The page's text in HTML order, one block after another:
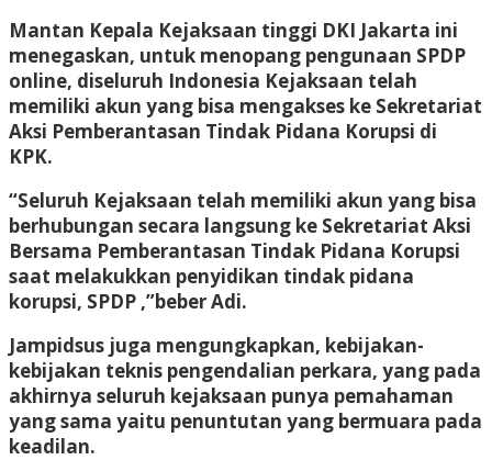
Mantan Kepala Kejaksaan tinggi DKI Jakarta ini
menegaskan, untuk menopang pengunaan SPDP
online, diseluruh Indonesia Kejaksaan telah
memiliki akun yang bisa mengakses ke Sekretariat
Aksi Pemberantasan Tindak Pidana Korupsi di
KPK.
“Seluruh Kejaksaan telah memiliki akun yang bisa
berhubungan secara langsung ke Sekretariat Aksi
Bersama Pemberantasan Tindak Pidana Korupsi
saat melakukkan penyidikan tindak pidana
korupsi, SPDP ,”beber Adi.
Jampidsus juga mengungkapkan, kebijakan-
kebijakan teknis pengendalian perkara, yang pada
akhirnya seluruh kejaksaan punya pemahaman
yang sama yaitu penuntutan yang bermuara pada
keadilan.